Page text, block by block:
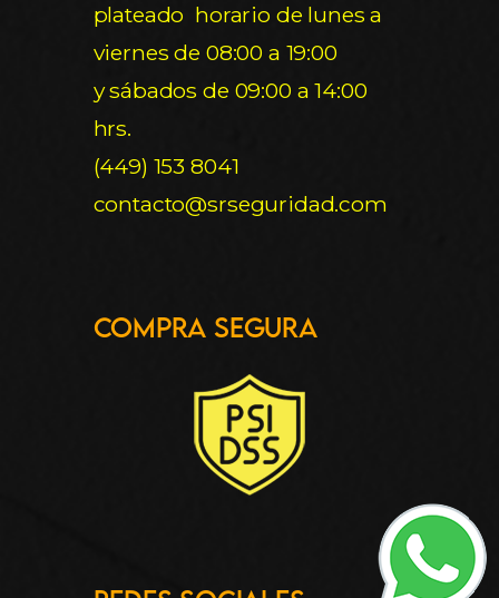
plateado horario de lunes a
viernes de 08:00 a 19:00
y sábados de 09:00 a 14:00
hrs.
(449) 153 8041
contacto@srseguridad.com
Compra Segura